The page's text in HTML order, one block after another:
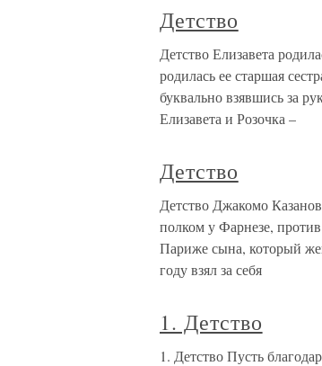
Детство
Детство Елизавета
родилась ее старшая
буквально взявшись за
Елизавета и Розочка –
Детство
Детство Джакомо
полком у Фарнезе,
Париже сына, который
году взял за себя
1. Детство
1. Детство Пусть